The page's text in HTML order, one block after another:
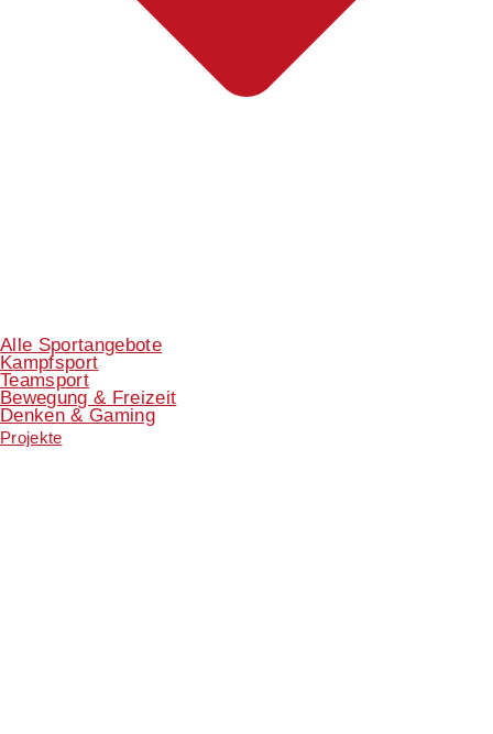
Alle Sportangebote
Kampfsport
Teamsport
Bewegung & Freizeit
Denken & Gaming
Projekte